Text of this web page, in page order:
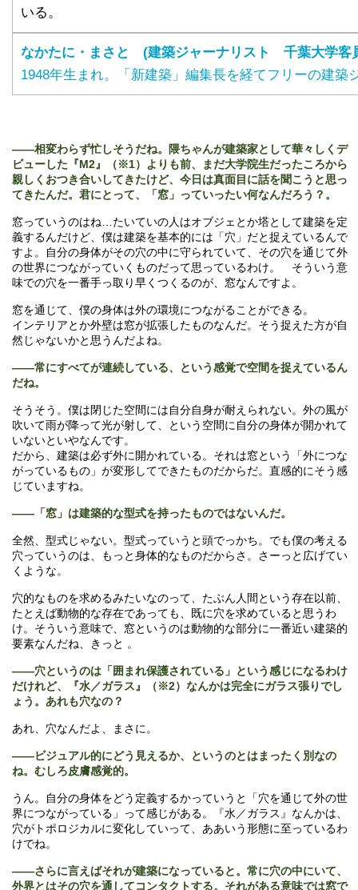
いる。
なかたに・まさと (建築ジャーナリスト 千葉大学客
1948年生まれ。「新建築」編集長を経てフリーの建築
――相変わらず忙しそうだね。隈ちゃんが建築家として華々しくデ
ビューした『M2』（※1）よりも前、まだ大学院生だったころから
親しくおつき合いしてきたけど、今日は真面目に話を聞こうと思っ
てきたんだ。君にとって、「窓」っていったい何なんだろう？。
窓っていうのはね…たいていの人はオブジェとか塔として建築を定
義するんだけど、僕は建築を基本的には「穴」だと捉えているんで
すよ。自分の身体がその穴の中に守られていて、その穴を通じて外
の世界につながっていくものだって思っているわけ。 そういう意
味での穴を一番手っ取り早くつくるのが、窓なんですよ。
窓を通じて、僕の身体は外の環境につながることができる。
インテリアとか外壁は窓が拡張したものなんだ。そう捉えた方が自
然じゃないかと思うんだよね。
――常にすべてが連続している、という感覚で空間を捉えているん
だね。
そうそう。僕は閉じた空間には自分自身が耐えられない。外の風が
吹いて雨が降って光が射して、という空間に自分の身体が開かれて
いないといやなんです。
だから、建築は必ず外に開かれている。それは窓という「外につな
がっているもの」が変形してできたものだからだ。直感的にそう感
じていますね。
――「窓」は建築的な型式を持ったものではないんだ。
全然、型式じゃない。型式っていうと頭でっかち。でも僕の考える
穴っていうのは、もっと身体的なものだからさ。さーっと広げてい
くような。
穴的なものを求めるみたいなのって、たぶん人間という存在以前、
たとえば動物的な存在であっても、既に穴を求めていると思うわ
け。そういう意味で、窓というのは動物的な部分に一番近い建築的
要素なんだね、きっと 。
――穴というのは「囲まれ保護されている」という感じになるわけ
だけれど、『水／ガラス』（※2）なんかは完全にガラス張りでし
ょう。あれも穴なの？
あれ、穴なんだよ、まさに。
――ビジュアル的にどう見えるか、というのとはまったく別なの
ね。むしろ皮膚感覚的。
うん。自分の身体をどう定義するかっていうと「穴を通じて外の世
界につながっている」って感じがある。『水／ガラス』なんかは、
穴がトポロジカルに変化していって、ああいう形態に至っているわ
けでね。
――さらに言えばそれが建築になっていると。常に穴の中にいて、
外界とはその穴を通してコンタクトする。それがある意味では窓で